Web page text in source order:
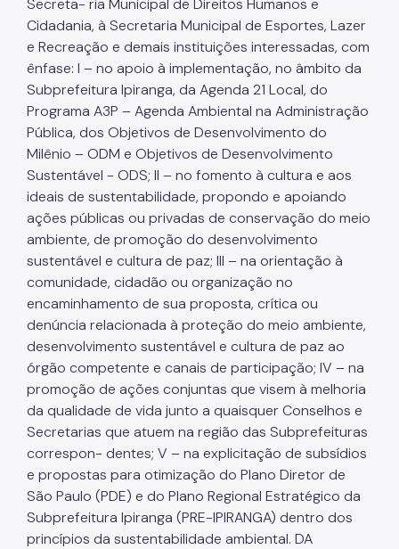
Secreta- ria Municipal de Direitos Humanos e
Cidadania, à Secretaria Municipal de Esportes, Lazer
e Recreação e demais instituições interessadas, com
ênfase: I – no apoio à implementação, no âmbito da
Subprefeitura Ipiranga, da Agenda 21 Local, do
Programa A3P – Agenda Ambiental na Administração
Pública, dos Objetivos de Desenvolvimento do
Milênio – ODM e Objetivos de Desenvolvimento
Sustentável - ODS; II – no fomento à cultura e aos
ideais de sustentabilidade, propondo e apoiando
ações públicas ou privadas de conservação do meio
ambiente, de promoção do desenvolvimento
sustentável e cultura de paz; III – na orientação à
comunidade, cidadão ou organização no
encaminhamento de sua proposta, crítica ou
denúncia relacionada à proteção do meio ambiente,
desenvolvimento sustentável e cultura de paz ao
órgão competente e canais de participação; IV – na
promoção de ações conjuntas que visem à melhoria
da qualidade de vida junto a quaisquer Conselhos e
Secretarias que atuem na região das Subprefeituras
correspon- dentes; V – na explicitação de subsídios
e propostas para otimização do Plano Diretor de
São Paulo (PDE) e do Plano Regional Estratégico da
Subprefeitura Ipiranga (PRE-IPIRANGA) dentro dos
princípios da sustentabilidade ambiental. DA